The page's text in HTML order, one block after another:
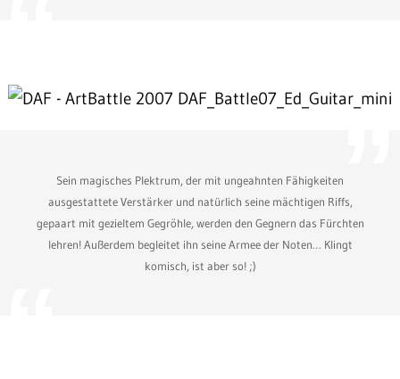
Sein magisches Plektrum, der mit ungeahnten Fähigkeiten
ausgestattete Verstärker und natürlich seine mächtigen Riffs,
gepaart mit gezieltem Gegröhle, werden den Gegnern das Fürchten
lehren! Außerdem begleitet ihn seine Armee der Noten… Klingt
komisch, ist aber so! ;)